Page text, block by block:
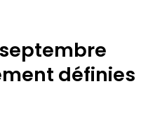
définies